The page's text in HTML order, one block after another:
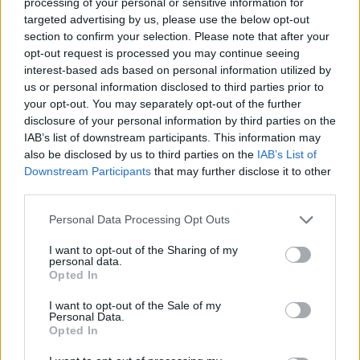
targeted advertising by us, please use the below opt-out
section to confirm your selection. Please note that after your
opt-out request is processed you may continue seeing
interest-based ads based on personal information utilized by
us or personal information disclosed to third parties prior to
your opt-out. You may separately opt-out of the further
disclosure of your personal information by third parties on the
IAB’s list of downstream participants. This information may
also be disclosed by us to third parties on the IAB’s List of
Downstream Participants that may further disclose it to other
Please note that this website/app uses one or more Google
not limited to your visit or usage behaviour. You may click to
grant or deny consent to Google and its third-party tags to
use your data for below specified purposes in below Google
consent section.
Personal Data Processing Opt Outs
I want to opt-out of the Sharing of my
personal data.
Opted In
I want to opt-out of the Sale of my
Personal Data.
Opted In
A legjobb trükk
08. 03.
HA MINDIG EZT A MONDATOT HASZNÁLOD, AZ
RENDKÍVÜL MAGAS ÉRZELMI INTELLIGENCIÁRA UTALHAT
Te szoktad?
08. 02.
SOKAN ROSSZUL TÁROLJÁK A GYÓGYSZEREIKET –
EMIATT CSÖKKENHET A HATÁSUK
Érdemes odafigyelni rá
24 ÓRA TOVÁBBI HÍREI
24 óra